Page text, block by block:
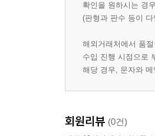
확인을 원하시는 경
(판형과 판수 등이
해외거래처에서 품
수입 진행 시점으로
해당 경우, 문자와
회원리뷰 (0건)